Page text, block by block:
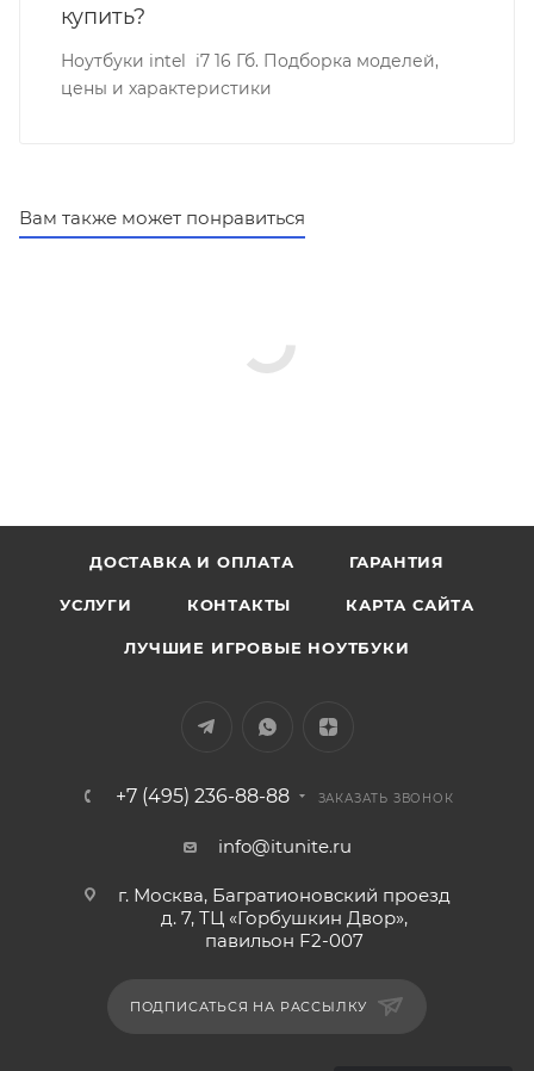
купить?
Ноутбуки intel i7 16 Гб. Подборка моделей,
цены и характеристики
Вам также может понравиться
ДОСТАВКА И ОПЛАТА ГАРАНТИЯ
УСЛУГИ КОНТАКТЫ КАРТА САЙТА
ЛУЧШИЕ ИГРОВЫЕ НОУТБУКИ
+7 (495) 236-88-88 ЗАКАЗАТЬ ЗВОНОК
info@itunite.ru
г. Москва, Багратионовский проезд
д. 7, ТЦ «Горбушкин Двор»,
павильон F2-007
ПОДПИСАТЬСЯ НА РАССЫЛКУ